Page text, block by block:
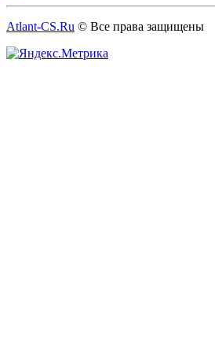
Atlant-CS.Ru © Все права защищены